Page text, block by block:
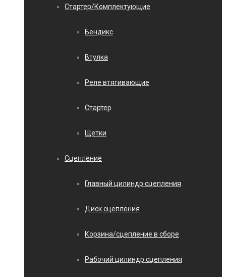
Стартер/Комплектующие
Бендикс
Втулка
Реле втягивающие
Стартер
Щетки
Сцепление
Главный цилиндр сцепления
Диск сцепления
Корзина/сцепление в сборе
Рабочий цилиндр сцепления